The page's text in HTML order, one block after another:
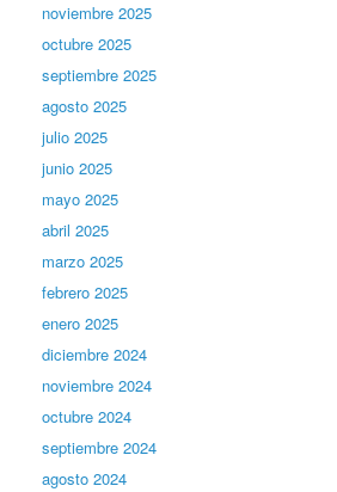
noviembre 2025
octubre 2025
septiembre 2025
agosto 2025
julio 2025
junio 2025
mayo 2025
abril 2025
marzo 2025
febrero 2025
enero 2025
diciembre 2024
noviembre 2024
octubre 2024
septiembre 2024
agosto 2024